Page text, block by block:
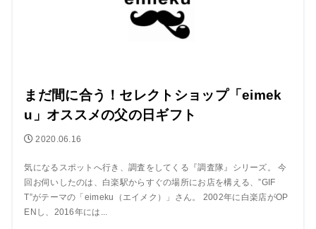
まだ間に合う！セレクトショップ「eimek
u」オススメの父の日ギフト
2020.06.16
気になるスポットへ行き、調査をしてくる『調査隊』シリーズ。 今
回お伺いしたのは、白楽駅からすぐの場所にお店を構える、”GIF
T”がテーマの「eimeku（エイメク）」さん。 2002年に白楽店がOP
ENし、2016年には...